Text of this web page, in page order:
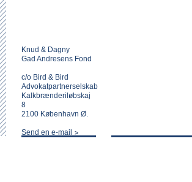
Knud & Dagny
Gad Andresens Fond
c/o Bird & Bird
Advokatpartnerselskab
Kalkbrænderiløbskaj
8
2100 København Ø.
Send en e-mail